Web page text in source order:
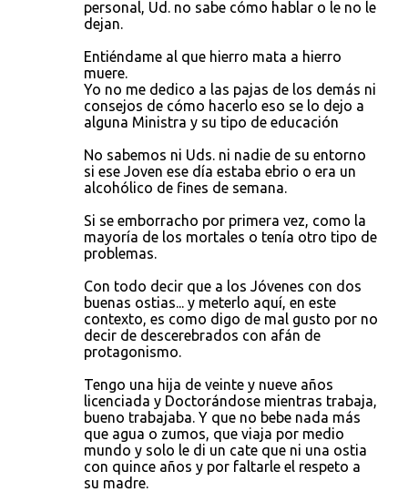
personal, Ud. no sabe cómo hablar o le no le
dejan.
Entiéndame al que hierro mata a hierro
muere.
Yo no me dedico a las pajas de los demás ni
consejos de cómo hacerlo eso se lo dejo a
alguna Ministra y su tipo de educación
No sabemos ni Uds. ni nadie de su entorno
si ese Joven ese día estaba ebrio o era un
alcohólico de fines de semana.
Si se emborracho por primera vez, como la
mayoría de los mortales o tenía otro tipo de
problemas.
Con todo decir que a los Jóvenes con dos
buenas ostias... y meterlo aquí, en este
contexto, es como digo de mal gusto por no
decir de descerebrados con afán de
protagonismo.
Tengo una hija de veinte y nueve años
licenciada y Doctorándose mientras trabaja,
bueno trabajaba. Y que no bebe nada más
que agua o zumos, que viaja por medio
mundo y solo le di un cate que ni una ostia
con quince años y por faltarle el respeto a
su madre.